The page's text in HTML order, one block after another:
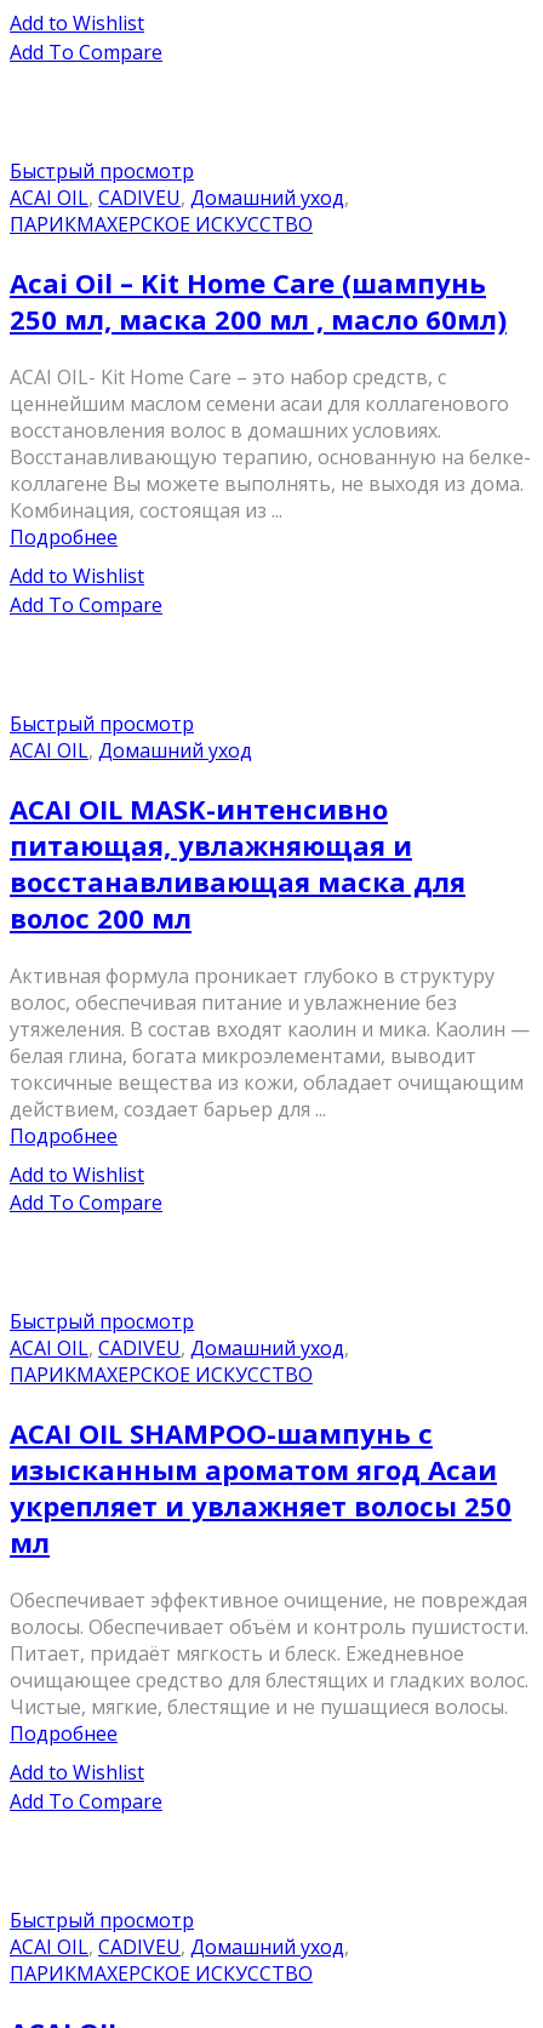
Add to Wishlist
Add To Compare
Быстрый просмотр
ACAI OIL, CADIVEU, Домашний уход,
ПАРИКМАХЕРСКОЕ ИСКУССТВО
Acai Oil – Kit Home Care (шампунь
250 мл, маска 200 мл , масло 60мл)
ACAI OIL- Kit Home Care – это набор средств, с
ценнейшим маслом семени асаи для коллагенового
восстановления волос в домашних условиях.
Восстанавливающую терапию, основанную на белке-
коллагене Вы можете выполнять, не выходя из дома.
Комбинация, состоящая из ...
Подробнее
Add to Wishlist
Add To Compare
Быстрый просмотр
ACAI OIL, Домашний уход
ACAI OIL MASK-интенсивно
питающая, увлажняющая и
восстанавливающая маска для
волос 200 мл
Активная формула проникает глубоко в структуру
волос, обеспечивая питание и увлажнение без
утяжеления. В состав входят каолин и мика. Каолин —
белая глина, богата микроэлементами, выводит
токсичные вещества из кожи, обладает очищающим
действием, создает барьер для ...
Подробнее
Add to Wishlist
Add To Compare
Быстрый просмотр
ACAI OIL, CADIVEU, Домашний уход,
ПАРИКМАХЕРСКОЕ ИСКУССТВО
ACAI OIL SHAMPOO-шампунь с
изысканным ароматом ягод Асаи
укрепляет и увлажняет волосы 250
мл
Обеспечивает эффективное очищение, не повреждая
волосы. Обеспечивает объём и контроль пушистости.
Питает, придаёт мягкость и блеск. Ежедневное
очищающее средство для блестящих и гладких волос.
Чистые, мягкие, блестящие и не пушащиеся волосы.
Подробнее
Add to Wishlist
Add To Compare
Быстрый просмотр
ACAI OIL, CADIVEU, Домашний уход,
ПАРИКМАХЕРСКОЕ ИСКУССТВО